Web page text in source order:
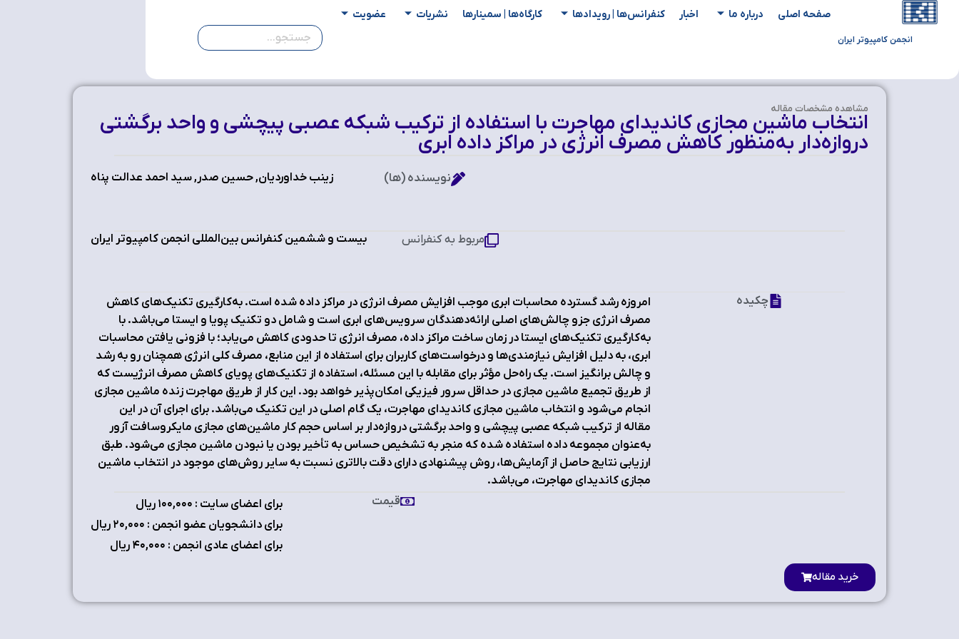
انجمن کامپیوتر ایران
صفحه اصلی درباره ما اخبار کنفرانس‌ها | رویدادها کارگاه‌ها | سمینار‌ها نشریات عضویت
مشاهده‌ مشخصات مقاله
انتخاب ماشین مجازی کاندیدای مهاجرت با استفاده از ترکیب شبکه عصبی پیچشی و واحد برگشتی
دروازه‌دار به‌منظور کاهش مصرف انرژی در مراکز داده‌ ابری
زینب خداوردیان, حسین صدر, سید احمد عدالت پناه نویسنده (ها)
بیست و ششمین کنفرانس بین‌المللی انجمن کامپیوتر ایران مربوط به کنفرانس
امروزه رشد گسترده محاسبات ابری موجب افزایش مصرف انرژی در مراکز داده شده است. به‌کارگیری تکنیک‌های کاهش
مصرف انرژی جزو چالش‌های اصلی ارائه‌دهندگان سرویس‌های ابری است و شامل دو تکنیک پویا و ایستا می‌باشد. با
به‌کارگیری تکنیک‌های ایستا در زمان ساخت مراکز داده، مصرف انرژی تا حدودی کاهش می‌یابد؛ با فزونی یافتن محاسبات
ابری، به دلیل افزایش نیازمندی‌ها و درخواست‌های کاربران برای استفاده از این منابع، مصرف کلی انرژی همچنان رو به رشد
و چالش‌ برانگیز است. یک راه‌حل مؤثر برای مقابله با این مسئله، استفاده از تکنیک‌های پویای کاهش مصرف انرژیست که
از طریق تجمیع ماشین مجازی در حداقل سرور فیزیکی امکان‌پذیر خواهد بود. این کار از طریق مهاجرت زنده ماشین مجازی
انجام می‌شود و انتخاب ماشین مجازی کاندیدای مهاجرت، یک گام اصلی در این تکنیک می‌باشد. برای اجرای آن در این
مقاله از ترکیب شبکه عصبی پیچشی و واحد برگشتی دروازه‌دار بر اساس حجم کار ماشین‌های مجازی مایکروسافت آزور
به‌عنوان مجموعه داده استفاده‌ شده که منجر به تشخیص حساس به تأخیر بودن یا نبودن ماشین مجازی می‌شود. طبق
ارزیابی نتایج حاصل از آزمایش‌ها، روش پیشنهادی دارای دقت بالاتری نسبت به سایر روش‌های موجود در انتخاب ماشین
مجازی کاندیدای مهاجرت، می‌باشد.
چکیده
برای اعضای سایت : ۱٠٠,٠٠٠ ریال
برای دانشجویان عضو انجمن : ۲٠,٠٠٠ ریال
برای اعضای عادی انجمن : ۴٠,٠٠٠ ریال
قیمت
خرید مقاله